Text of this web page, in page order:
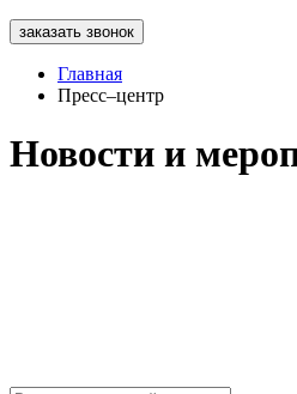
заказать звонок
Главная
Пресс–центр
Новости и